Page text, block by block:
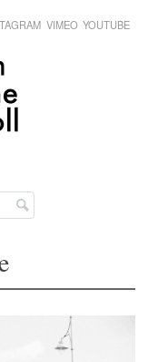
VIMEO YOUTUBE